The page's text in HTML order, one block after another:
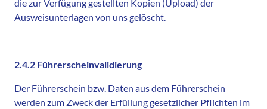
die zur Verfügung gestellten Kopien (Upload) der
Ausweisunterlagen von uns gelöscht.
2.4.2 Führerscheinvalidierung
Der Führerschein bzw. Daten aus dem Führerschein
werden zum Zweck der Erfüllung gesetzlicher Pflichten im